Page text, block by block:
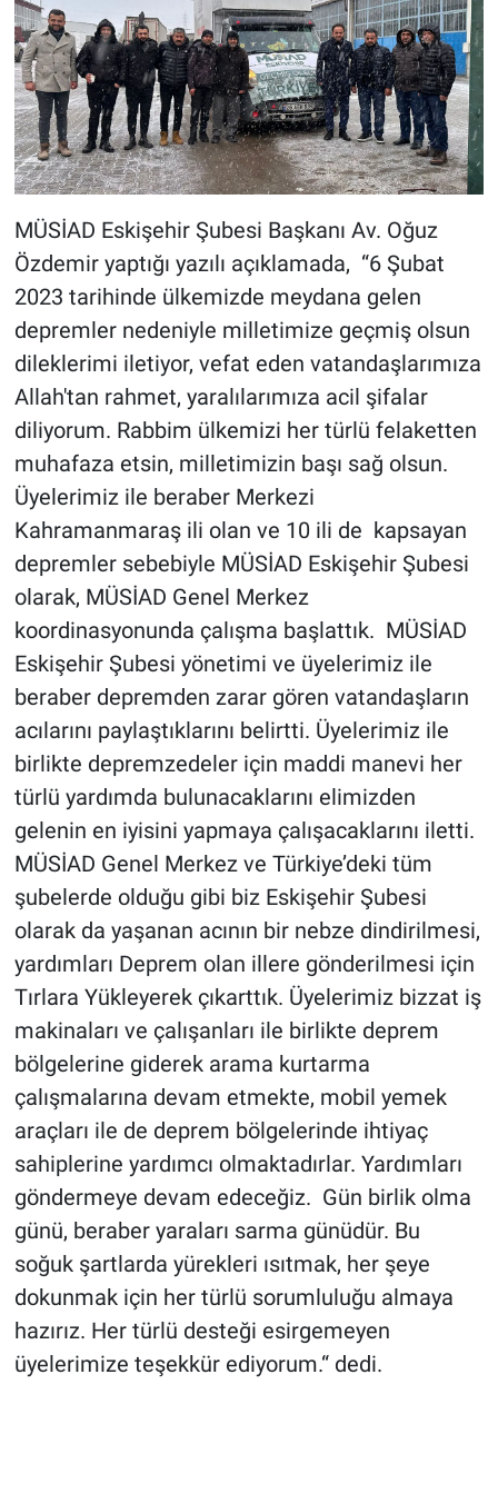
MÜSİAD Eskişehir Şubesi Başkanı Av. Oğuz
Özdemir yaptığı yazılı açıklamada, “6 Şubat
2023 tarihinde ülkemizde meydana gelen
depremler nedeniyle milletimize geçmiş olsun
dileklerimi iletiyor, vefat eden vatandaşlarımıza
Allah'tan rahmet, yaralılarımıza acil şifalar
diliyorum. Rabbim ülkemizi her türlü felaketten
muhafaza etsin, milletimizin başı sağ olsun.
Üyelerimiz ile beraber Merkezi
Kahramanmaraş ili olan ve 10 ili de kapsayan
depremler sebebiyle MÜSİAD Eskişehir Şubesi
olarak, MÜSİAD Genel Merkez
koordinasyonunda çalışma başlattık. MÜSİAD
Eskişehir Şubesi yönetimi ve üyelerimiz ile
beraber depremden zarar gören vatandaşların
acılarını paylaştıklarını belirtti. Üyelerimiz ile
birlikte depremzedeler için maddi manevi her
türlü yardımda bulunacaklarını elimizden
gelenin en iyisini yapmaya çalışacaklarını iletti.
MÜSİAD Genel Merkez ve Türkiye’deki tüm
şubelerde olduğu gibi biz Eskişehir Şubesi
olarak da yaşanan acının bir nebze dindirilmesi,
yardımları Deprem olan illere gönderilmesi için
Tırlara Yükleyerek çıkarttık. Üyelerimiz bizzat iş
makinaları ve çalışanları ile birlikte deprem
bölgelerine giderek arama kurtarma
çalışmalarına devam etmekte, mobil yemek
araçları ile de deprem bölgelerinde ihtiyaç
sahiplerine yardımcı olmaktadırlar. Yardımları
göndermeye devam edeceğiz. Gün birlik olma
günü, beraber yaraları sarma günüdür. Bu
soğuk şartlarda yürekleri ısıtmak, her şeye
dokunmak için her türlü sorumluluğu almaya
hazırız. Her türlü desteği esirgemeyen
üyelerimize teşekkür ediyorum.“ dedi.